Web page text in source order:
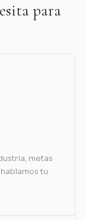
para
metas
tu